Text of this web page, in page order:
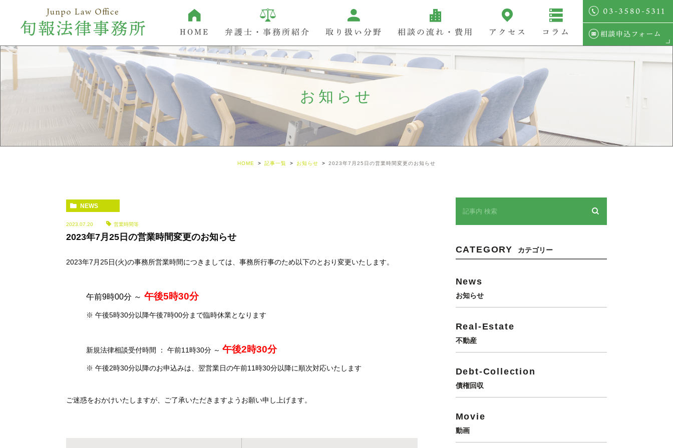
HOME 弁護士・事務所紹介 取り扱い分野 相談の流れ・費用 アクセス コラム
お知らせ
HOME 記事一覧 お知らせ 2023年7月25日の営業時間変更のお知らせ
NEWS
2023.07.20 営業時間等
2023年7月25日の営業時間変更のお知らせ
2023年7月25日(火)の事務所営業時間につきましては、事務所行事のため以下のとおり変更いたします。
午前9時00分 ～ 午後5時30分
※ 午後5時30分以降午後7時00分まで臨時休業となります
新規法律相談受付時間 ： 午前11時30分 ～ 午後2時30分
※ 午後2時30分以降のお申込みは、翌営業日の午前11時30分以降に順次対応いたします
ご迷惑をおかけいたしますが、ご了承いただきますようお願い申し上げます。
CATEGORY カテゴリー
News
お知らせ
Real-Estate
不動産
Debt-Collection
債権回収
Movie
動画